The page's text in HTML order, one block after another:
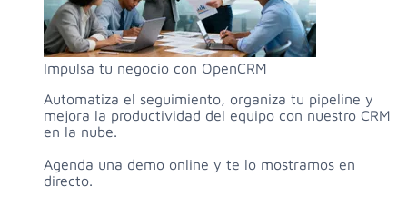
Impulsa tu negocio con OpenCRM
Automatiza el seguimiento, organiza tu pipeline y
mejora la productividad del equipo con nuestro CRM
en la nube.
Agenda una demo online y te lo mostramos en
directo.